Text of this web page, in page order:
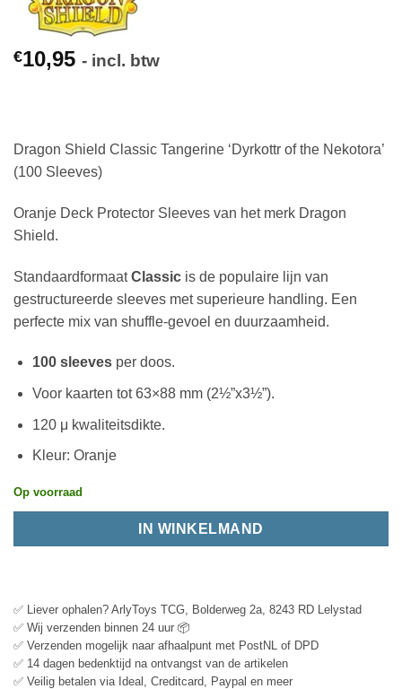
€10,95 - incl. btw
Dragon Shield Classic Tangerine ‘Dyrkottr of the Nekotora’
(100 Sleeves)
Oranje Deck Protector Sleeves van het merk Dragon
Shield.
StandaardformaatClassic is de populaire lijn van
gestructureerde sleeves met superieure handling. Een
perfecte mix van shuffle-gevoel en duurzaamheid.
100 sleeves per doos.
Voor kaarten tot 63×88 mm (2½”x3½”).
120 μ kwaliteitsdikte.
Kleur: Oranje
Op voorraad
IN WINKELMAND
✅ Liever ophalen? ArlyToys TCG, Bolderweg 2a, 8243 RD Lelystad
✅ Wij verzenden binnen 24 uur 📦
✅ Verzenden mogelijk naar afhaalpunt met PostNL of DPD
✅ 14 dagen bedenktijd na ontvangst van de artikelen
✅ Veilig betalen via Ideal, Creditcard, Paypal en meer